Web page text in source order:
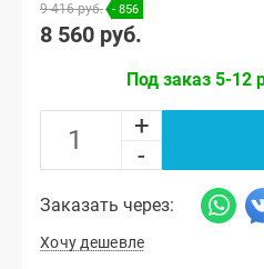
9 416 руб. - 856
8 560 руб.
Под заказ 5-12
+
-
Заказать через:
Хочу дешевле